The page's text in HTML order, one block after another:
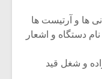
ها و آرتیست ها
دستگاه و اشعار
و شغل قید